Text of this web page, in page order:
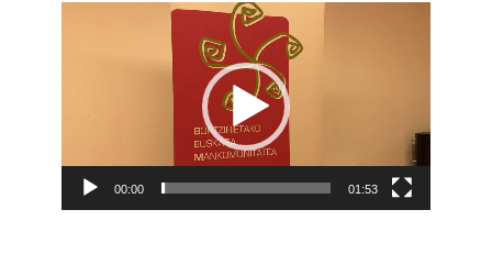
erreproduzigailua
00:00 01:53